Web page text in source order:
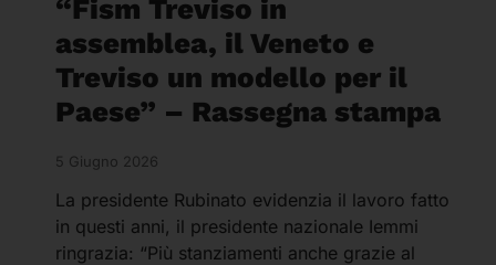
“Fism Treviso in
assemblea, il Veneto e
Treviso un modello per il
Paese” – Rassegna stampa
5 Giugno 2026
La presidente Rubinato evidenzia il lavoro fatto
in questi anni, il presidente nazionale Iemmi
ringrazia: “Più stanziamenti anche grazie al